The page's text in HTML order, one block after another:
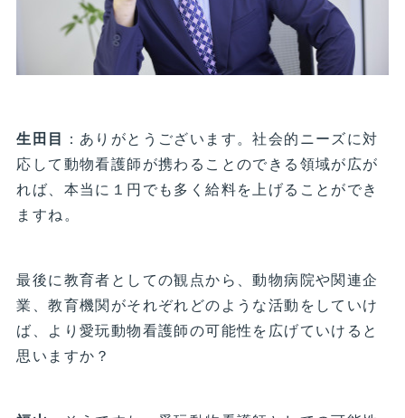
生田目 ：ありがとうございます。社会的ニーズに対
応して動物看護師が携わることのできる領域が広が
れば、本当に１円でも多く給料を上げることができ
ますね。
最後に教育者としての観点から、動物病院や関連企
業、教育機関がそれぞれどのような活動をしていけ
ば、より愛玩動物看護師の可能性を広げていけると
思いますか？